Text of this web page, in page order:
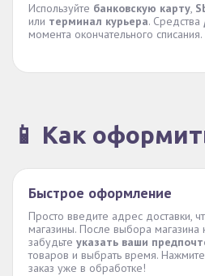
Используйте банковскую карту,
или терминал курьера. Средства
момента окончательного списания.
📱 Как
Быстрое оформление
Просто введите адрес доставки,
магазины. После выбора магазина
забудьте указать ваши
товаров и выбрать время.
заказ уже в обработке!